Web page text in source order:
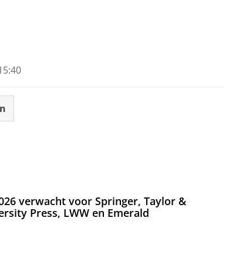
verwacht voor Springer, Taylor &
Press, LWW en Emerald